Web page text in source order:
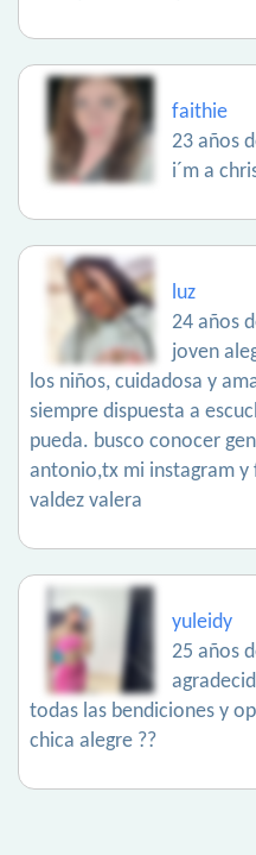
faithie
23 años
i´m a
luz
24 años
joven
los niños, cuidadosa y
siempre dispuesta a
pueda. busco conocer
antonio,tx mi instagram y
valdez valera
yuleidy
25 años
todas las bendiciones y
chica alegre ??